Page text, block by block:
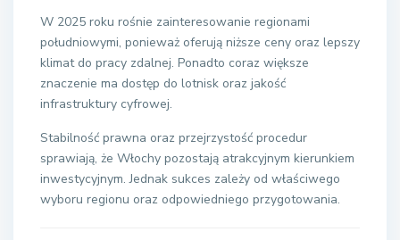
W 2025 roku rośnie zainteresowanie regionami
południowymi, ponieważ oferują niższe ceny oraz lepszy
klimat do pracy zdalnej. Ponadto coraz większe
znaczenie ma dostęp do lotnisk oraz jakość
infrastruktury cyfrowej.
Stabilność prawna oraz przejrzystość procedur
sprawiają, że Włochy pozostają atrakcyjnym kierunkiem
inwestycyjnym. Jednak sukces zależy od właściwego
wyboru regionu oraz odpowiedniego przygotowania.